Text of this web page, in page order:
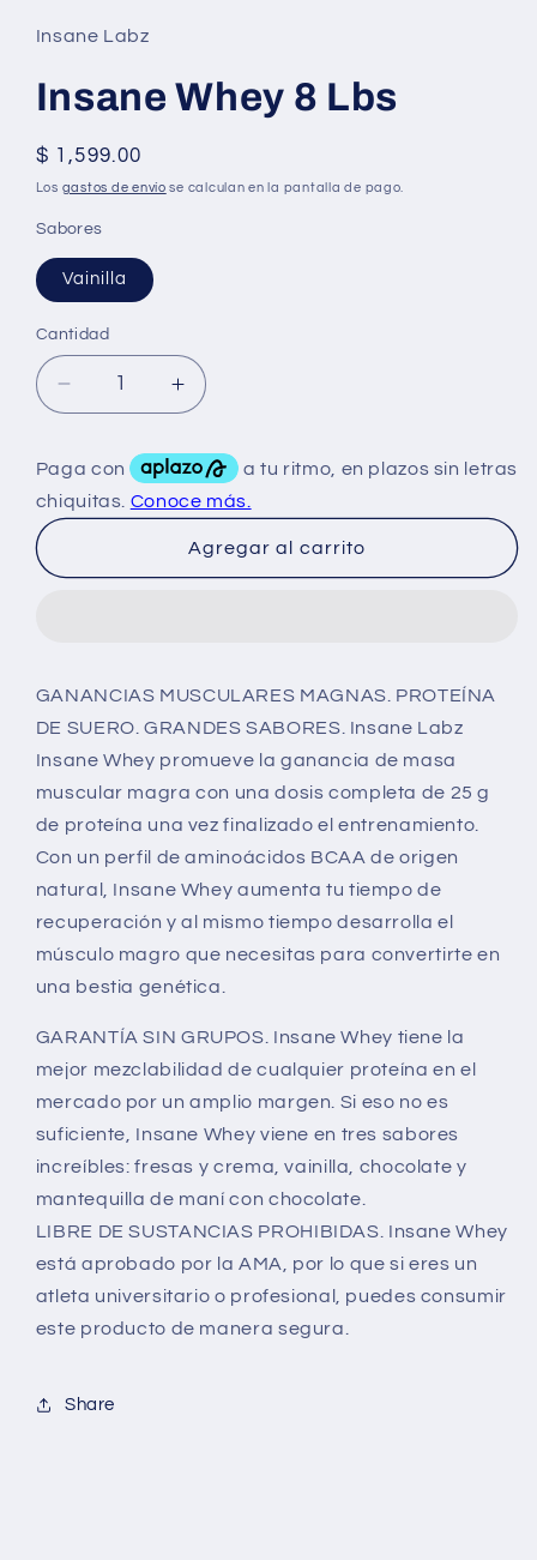
1
en
ventana
modal
Insane Labz
Insane Whey 8 Lbs
Precio
habitual
$ 1,599.00
Los gastos de envío se calculan en la pantalla de pago.
Sabores
Vainilla
Cantidad
Reducir
cantidad
Insane
Whey
8
Aumentar
cantidad
para
Insane
Whey
8
Lbs
Agregar al carrito
GANANCIAS MUSCULARES MAGNAS. PROTEÍNA
DE SUERO. GRANDES SABORES. Insane Labz
Insane Whey promueve la ganancia de masa
muscular magra con una dosis completa de 25 g
de proteína una vez finalizado el entrenamiento.
Con un perfil de aminoácidos BCAA de origen
natural, Insane Whey aumenta tu tiempo de
recuperación y al mismo tiempo desarrolla el
músculo magro que necesitas para convertirte en
una bestia genética.
GARANTÍA SIN GRUPOS. Insane Whey tiene la
mejor mezclabilidad de cualquier proteína en el
mercado por un amplio margen. Si eso no es
suficiente, Insane Whey viene en tres sabores
increíbles: fresas y crema, vainilla, chocolate y
mantequilla de maní con chocolate.
LIBRE DE SUSTANCIAS PROHIBIDAS. Insane Whey
está aprobado por la AMA, por lo que si eres un
atleta universitario o profesional, puedes consumir
este producto de manera segura.
Share